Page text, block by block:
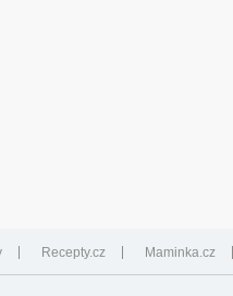
Recepty.cz Maminka.cz